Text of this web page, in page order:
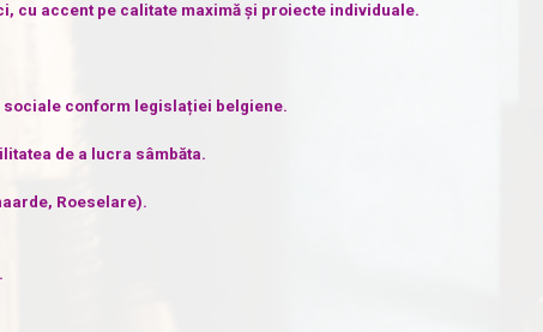
cu accent pe calitate maximă și proiecte individuale.
conform legislației belgiene.
de a lucra sâmbăta.
Roeselare).